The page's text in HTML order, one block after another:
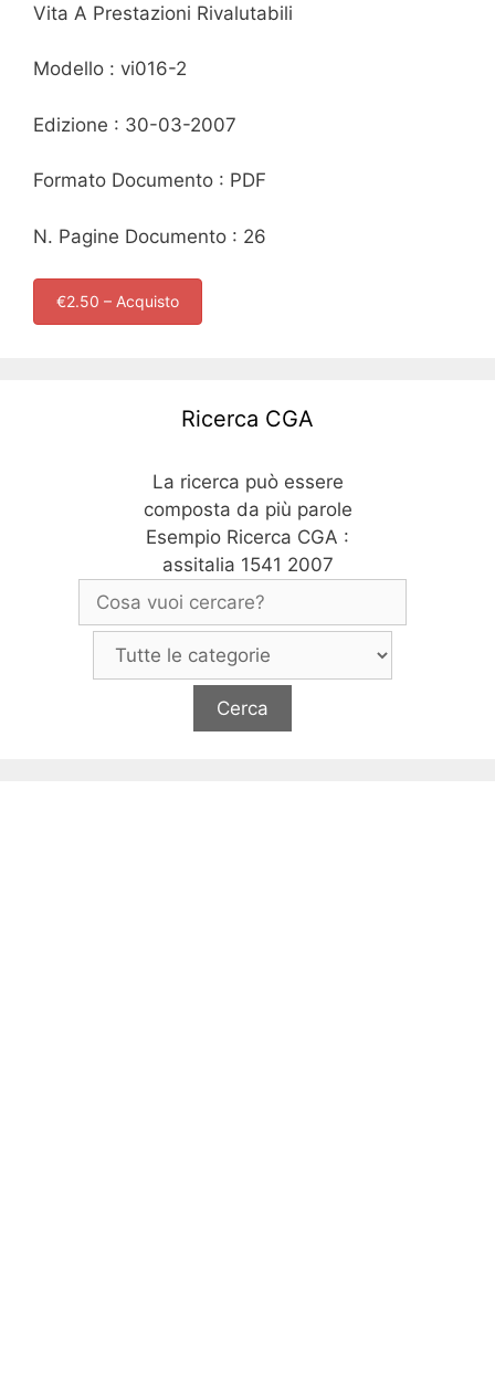
Vita A Prestazioni Rivalutabili
Modello : vi016-2
Edizione : 30-03-2007
Formato Documento : PDF
N. Pagine Documento : 26
€2.50 – Acquisto
Ricerca CGA
La ricerca può essere
composta da più parole
Esempio Ricerca CGA :
assitalia 1541 2007